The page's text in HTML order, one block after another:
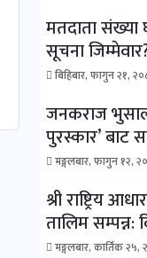
मतदाता संख्या
सूचना
बिहिबार, फागुन २१,
जनकराज
पुरस्कार’ बाट
मङ्गलबार, फागुन १२,
श्री राष्ट्रिय
तालिम सम्पन्न:
मङ्गलबार, कार्तिक २५,